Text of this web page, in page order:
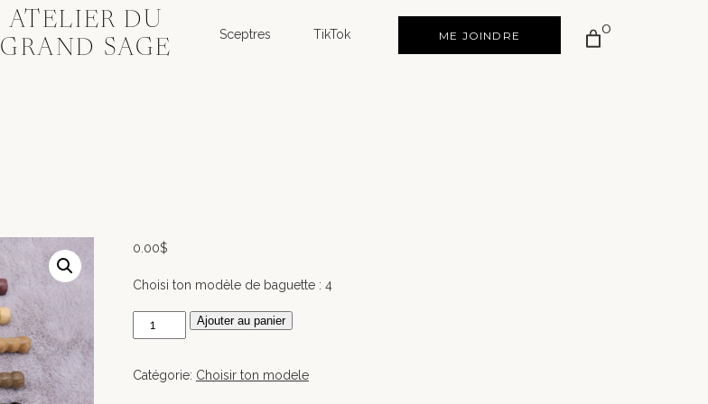
ATELIER DU
GRAND SAGE
Sceptres TikTok ME JOINDRE 0
0.00$
Choisi ton modèle de baguette : 4
quantité
de
Ajouter au panier
Catégorie: Choisir ton modele